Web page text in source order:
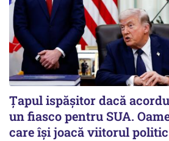
Țapul ispășitor dacă
un fiasco pentru SUA.
care își joacă viitorul